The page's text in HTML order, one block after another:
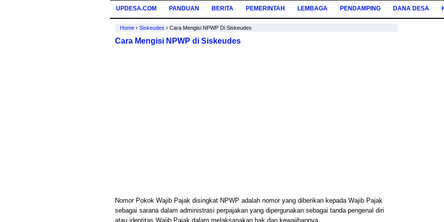
UPDESA.COM PANDUAN BERITA PEMERINTAH LEMBAGA PENDAMPING DANA DESA
Home › Siskeudes › Cara Mengisi NPWP Di Siskeudes
Cara Mengisi NPWP di Siskeudes
Nomor Pokok Wajib Pajak disingkat NPWP adalah nomor yang diberikan kepada Wajib Pajak
sebagai sarana dalam administrasi perpajakan yang dipergunakan sebagai tanda pengenal diri
atau identitas Wajib Pajak dalam melaksanakan hak dan kewajibannya.